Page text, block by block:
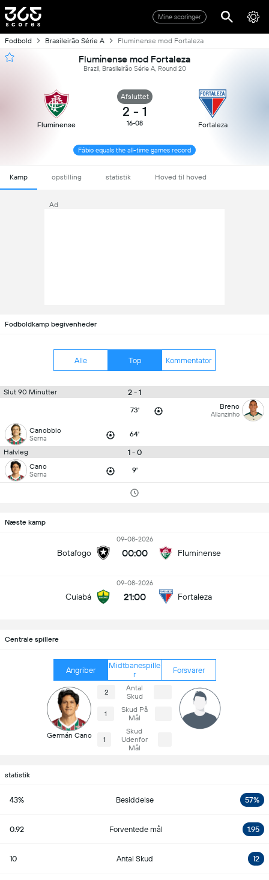
Mine scoringer
Fodbold Brasileirão Série A Fluminense mod Fortaleza
Fluminense mod Fortaleza
Brazil, Brasileirão Série A, Round 20
Fluminense
Afsluttet
2 - 1
16-08 Fortaleza
Fábio equals the all-time games record
Kamp opstilling statistik Hoved til hoved
Ad
Fodboldkamp begivenheder
Alle Top Kommentator
Slut 90 Minutter 2 - 1
73' Breno
Allanzinho
Canobbio
Serna 64'
Halvleg 1 - 0
Cano
Serna 9'
Næste kamp
Botafogo
09-08-2026
00:00 Fluminense
Cuiabá
09-08-2026
21:00 Fortaleza
Centrale spillere
Angriber
Midtbanespille
r
Forsvarer
Germán Cano
2
Antal
Skud
1
Skud På
Mål
1
Skud
Udenfor
Mål
statistik
43% Besiddelse 57%
0.92 Forventede mål 1.95
10 Antal Skud 12